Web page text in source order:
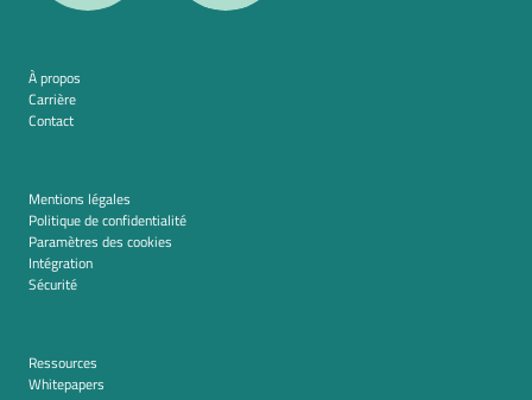
À propos
Carrière
Contact
Mentions légales
Politique de confidentialité
Paramètres des cookies
Intégration
Sécurité
Ressources
Whitepapers